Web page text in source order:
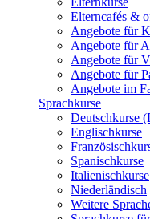
Elterncafés &
Angebote für
Angebote für
Angebote für
Angebote für
Angebote im
Sprachkurse
Deutschkurse
Englischkurse
Spanischkurse
Italienischkurse
Niederländisch
Weitere